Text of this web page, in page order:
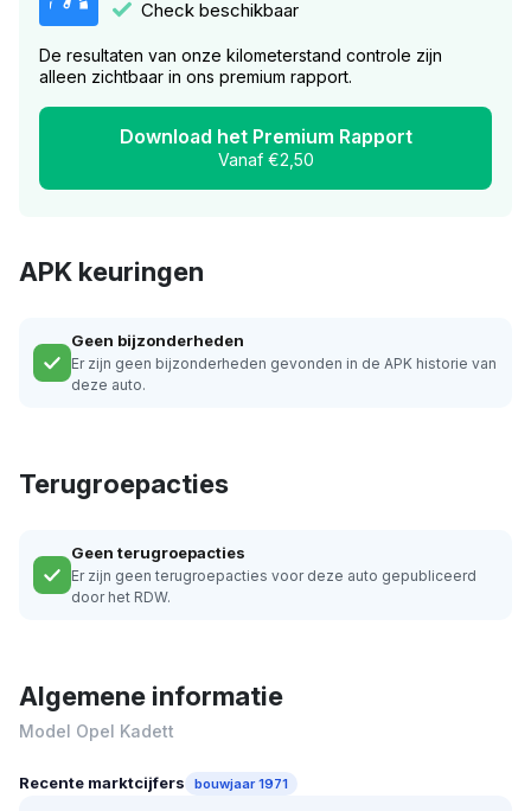
Check beschikbaar
De resultaten van onze kilometerstand controle zijn
alleen zichtbaar in ons premium rapport.
Download het Premium Rapport
Vanaf €2,50
APK keuringen
Geen bijzonderheden
Er zijn geen bijzonderheden gevonden in de APK historie van
deze auto.
Terugroepacties
Geen terugroepacties
Er zijn geen terugroepacties voor deze auto gepubliceerd
door het RDW.
Algemene informatie
Model Opel Kadett
Recente marktcijfers bouwjaar 1971